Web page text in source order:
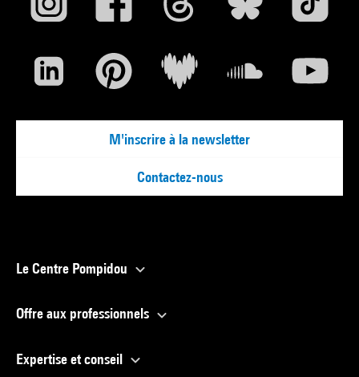
M'inscrire à la newsletter
Contactez-nous
Le Centre Pompidou
Offre aux professionnels
Expertise et conseil